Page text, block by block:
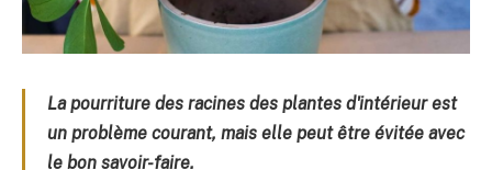
La pourriture des racines des plantes d'intérieur est
un problème courant, mais elle peut être évitée avec
le bon savoir-faire.